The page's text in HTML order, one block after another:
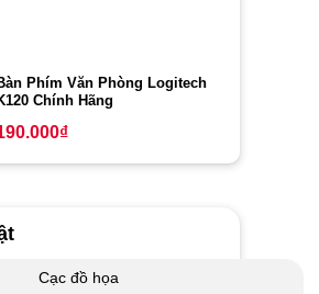
Phím Văn Phòng Logitech
Chính Hãng
₫
Cạc đồ họa